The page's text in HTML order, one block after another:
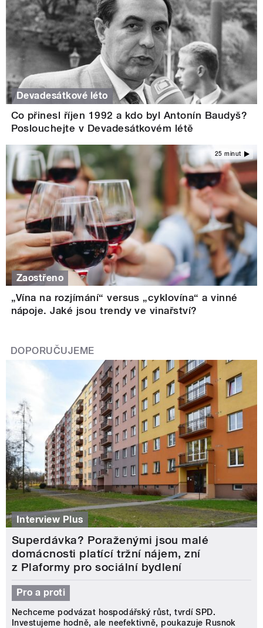
Devadesátkové léto
Co přinesl říjen 1992 a kdo byl Antonín Baudyš?
Poslouchejte v Devadesátkovém létě
25 minut
Zaostřeno
„Vína na rozjímání“ versus „cyklovína“ a vinné
nápoje. Jaké jsou trendy ve vinařství?
DOPORUČUJEME
Interview Plus
Superdávka? Poraženými jsou malé
domácnosti platící tržní nájem, zní
z Plaformy pro sociální bydlení
Pro a proti
Nechceme podvázat hospodářský růst, tvrdí SPD.
Investujeme hodně, ale neefektivně, poukazuje Rusnok